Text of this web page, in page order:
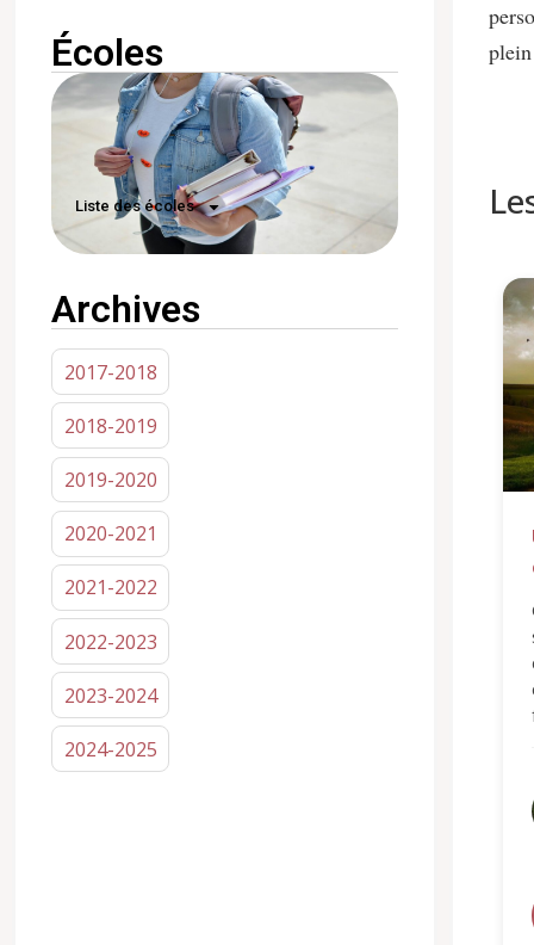
Écoles
Liste des écoles
Archives
2017-2018
2018-2019
2019-2020
2020-2021
2021-2022
2022-2023
2023-2024
2024-2025